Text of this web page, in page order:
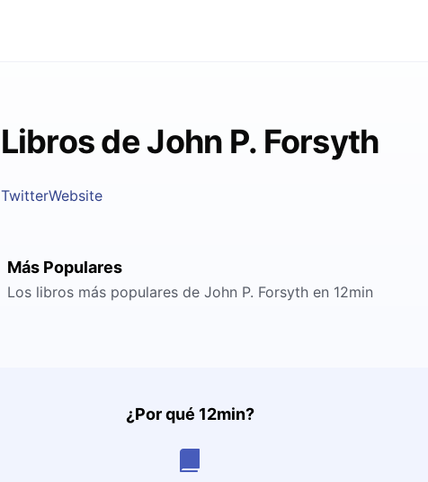
Libros de John P. Forsyth
TwitterWebsite
Más Populares
Los libros más populares de John P. Forsyth en 12min
¿Por qué 12min?